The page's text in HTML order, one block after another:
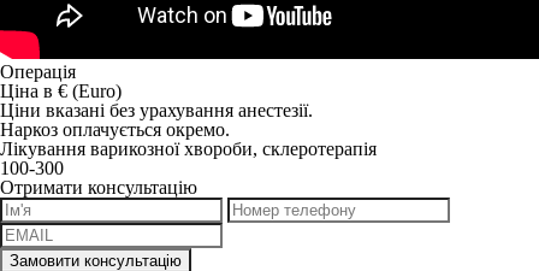
Операція
Ціна в € (Euro)
Ціни вказані без урахування анестезії.
Наркоз оплачується окремо.
Лікування варикозної хвороби, склеротерапія
100-300
Отримати консультацію